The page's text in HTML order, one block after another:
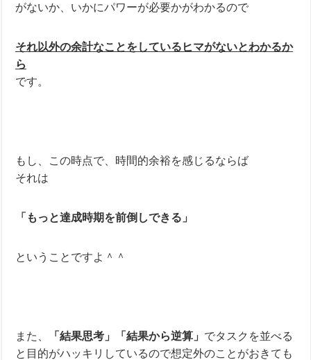
がないか、いかにパワーが必要かがわかるので
それ以外の余計なことをしているヒマがないとわかるか
ら
です。
もし、この時点で、時間的余裕を感じるならば
それは
「もっと達成時期を前倒しできる」
ということですよ＾＾
また、 「結果思考」「結果から逆算」 でタスクを並べる
と目的がハッキリしているので想定外のことがおきても